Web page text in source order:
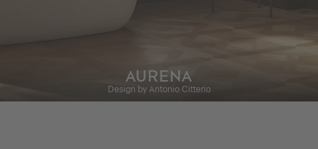
AURENA
Design by Antonio Citterio